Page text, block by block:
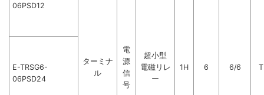
06PSD12
ターミナ
ル
電
源
信
号
超小型
電磁リレ
ー
1H 6 6/6
E-TRSG6-
06PSD24